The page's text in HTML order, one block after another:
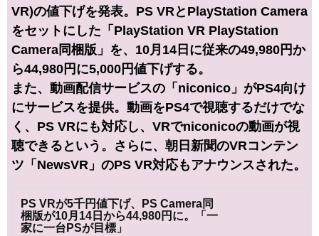
VR)の値下げを発表。PS VRとPlayStation Camera
をセットにした「PlayStation VR PlayStation
Camera同梱版」を、10月14日に従来の49,980円か
ら44,980円に5,000円値下げする。
また、動画配信サービスの「niconico」がPS4向け
にサービスを提供。動画をPS4で視聴するだけでな
く、PS VRにも対応し、VRでniconicoの動画が視
聴できるという。さらに、朝日新聞のVRコンテン
ツ「NewsVR」のPS VR対応もアナウンスされた。
PS VRが5千円値下げ、PS Camera同
梱版が10月14日から44,980円に。「一
家に一台PSが目標」